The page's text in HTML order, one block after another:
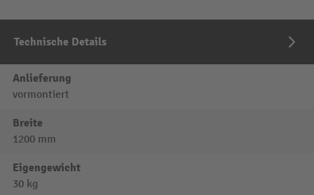
Technische Details
Anlieferung
vormontiert
Breite
1200 mm
Eigengewicht
30 kg